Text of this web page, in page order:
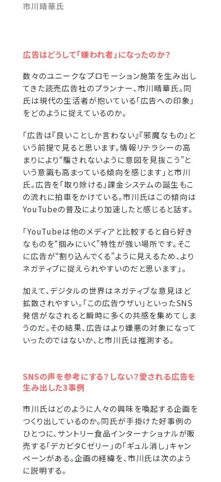
市川晴華氏
広告はどうして「嫌われ者」になったのか？
数々のユニークなプロモーション施策を生み出し
てきた読売広告社のプランナー、市川晴華氏。同
氏は現代の生活者が抱いている「広告への印象」
をどのように捉えているのか。
「広告は『良いことしか言わない』『邪魔なもの』と
いう前提で見ると思います。情報リテラシーの高
まりにより“騙されないように意図を見抜こう”と
いう意識も高まっている傾向を感じます」と市川
氏。広告を「取り除ける」課金システムの誕生もこ
の流れに拍車をかけている。市川氏はこの傾向は
YouTubeの普及により加速したと感じると話す。
「YouTubeは他のメディアと比較すると自ら好き
なものを“掴みにいく”特性が強い場所です。そこ
に広告が“割り込んでくる”ように見えるため、より
ネガティブに捉えられやすいのだと思います」。
加えて、デジタルの世界はネガティブな意見ほど
拡散されやすい。「この広告ウザい」といったSNS
発信がなされると瞬時に多くの共感を集めてしま
うのだ。その結果、広告はより嫌悪の対象になって
いったのではないか、と市川氏は推測する。
SNSの声を参考にする？しない？愛される広告を
生み出した3事例
市川氏はどのように人々の興味を喚起する企画を
つくり出しているのか。同氏が手掛けた好事例の
ひとつに、サントリー食品インターナショナルが販
売する「デカビタCゼリー」の「ギュル消し」キャン
ペーンがある。企画の経緯を、市川氏は次のよう
に説明する。